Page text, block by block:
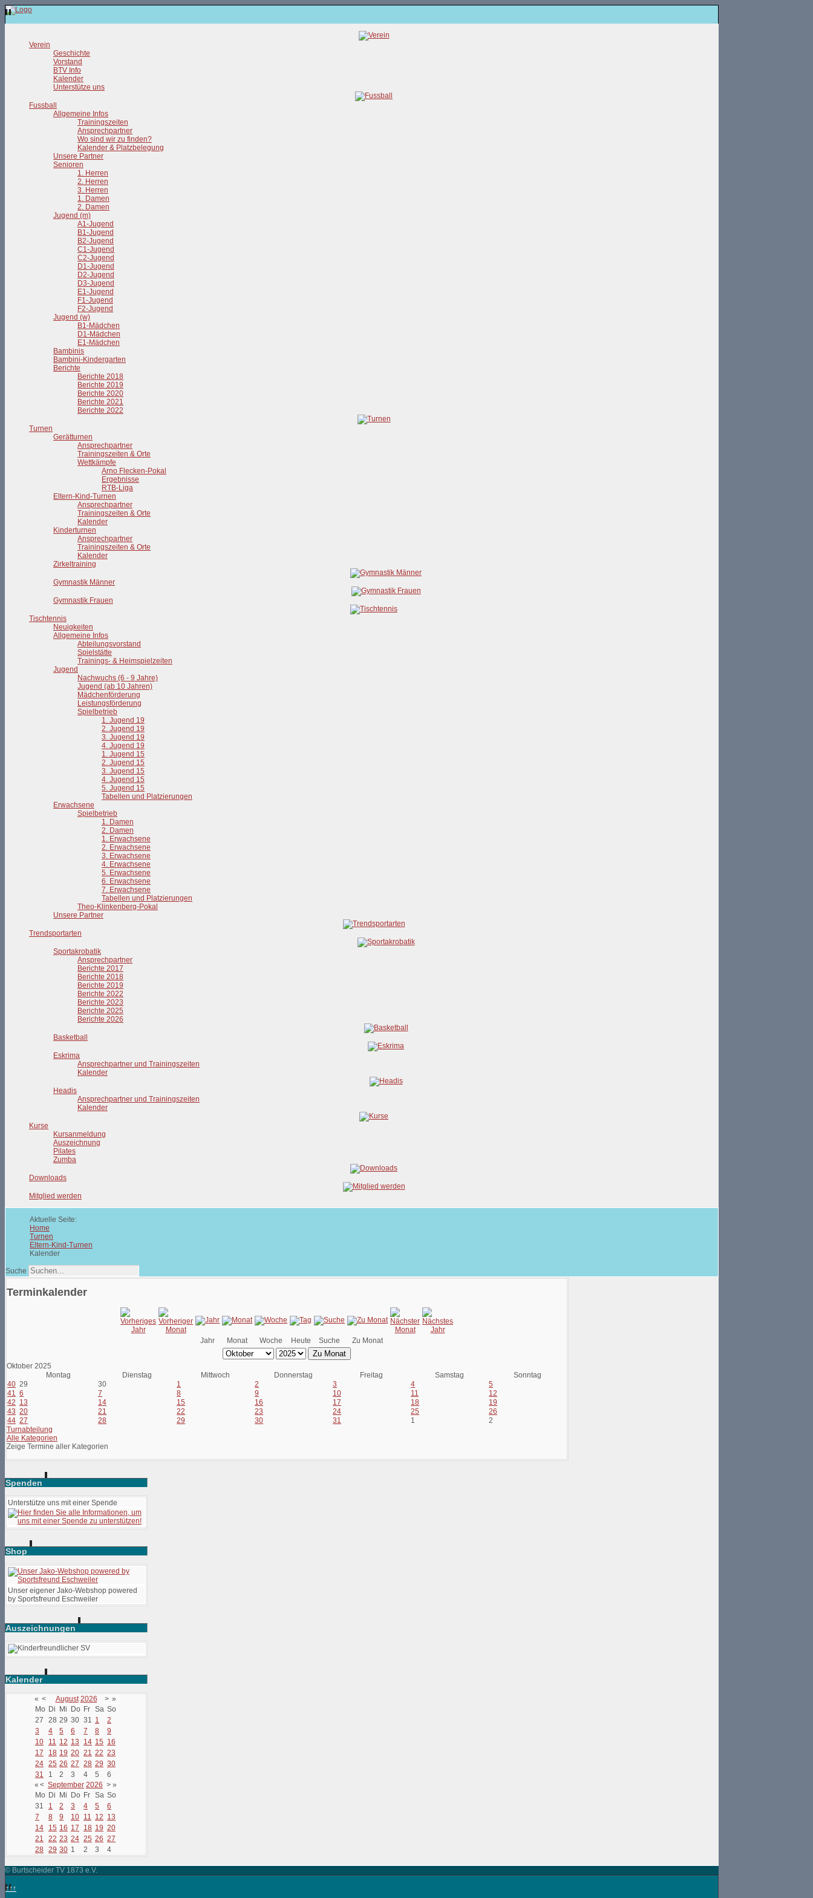
Verein
Geschichte
Vorstand
BTV Info
Kalender
Unterstütze uns
Fussball
Allgemeine Infos
Trainingszeiten
Ansprechpartner
Wo sind wir zu finden?
Kalender & Platzbelegung
Unsere Partner
Senioren
1. Herren
2. Herren
3. Herren
1. Damen
2. Damen
Jugend (m)
A1-Jugend
B1-Jugend
B2-Jugend
C1-Jugend
C2-Jugend
D1-Jugend
D2-Jugend
D3-Jugend
E1-Jugend
F1-Jugend
F2-Jugend
Jugend (w)
B1-Mädchen
D1-Mädchen
E1-Mädchen
Bambinis
Bambini-Kindergarten
Berichte
Berichte 2018
Berichte 2019
Berichte 2020
Berichte 2021
Berichte 2022
Turnen
Gerätturnen
Ansprechpartner
Trainingszeiten & Orte
Wettkämpfe
Arno Flecken-Pokal
Ergebnisse
RTB-Liga
Eltern-Kind-Turnen
Ansprechpartner
Trainingszeiten & Orte
Kalender
Kinderturnen
Ansprechpartner
Trainingszeiten & Orte
Kalender
Zirkeltraining
Gymnastik Männer
Gymnastik Frauen
Tischtennis
Neuigkeiten
Allgemeine Infos
Abteilungsvorstand
Spielstätte
Trainings- & Heimspielzeiten
Jugend
Nachwuchs (6 - 9 Jahre)
Jugend (ab 10 Jahren)
Mädchenförderung
Leistungsförderung
Spielbetrieb
1. Jugend 19
2. Jugend 19
3. Jugend 19
4. Jugend 19
1. Jugend 15
2. Jugend 15
3. Jugend 15
4. Jugend 15
5. Jugend 15
Tabellen und Platzierungen
Erwachsene
Spielbetrieb
1. Damen
2. Damen
1. Erwachsene
2. Erwachsene
3. Erwachsene
4. Erwachsene
5. Erwachsene
6. Erwachsene
7. Erwachsene
Tabellen und Platzierungen
Theo-Klinkenberg-Pokal
Unsere Partner
Trendsportarten
Sportakrobatik
Ansprechpartner
Berichte 2017
Berichte 2018
Berichte 2019
Berichte 2022
Berichte 2023
Berichte 2025
Berichte 2026
Basketball
Eskrima
Ansprechpartner und Trainingszeiten
Kalender
Headis
Ansprechpartner und Trainingszeiten
Kalender
Kurse
Kursanmeldung
Auszeichnung
Pilates
Zumba
Downloads
Mitglied werden
Aktuelle Seite:
Home
Turnen
Eltern-Kind-Turnen
Kalender
Suche
Terminkalender
Jahr Monat Woche Heute Suche Zu Monat
Zu Monat
Oktober 2025
Montag
Dienstag Mittwoch Donnerstag Freitag Samstag
Sonntag
40 29 30 1 2 3 4
5
41 6 7 8 9 10 11
12
42 13 14 15 16 17 18
19
43 20 21 22 23 24 25
26
44 27 28 29 30 31 1
2
Turnabteilung
Alle Kategorien
Zeige Termine aller Kategorien
Spenden
Unterstütze uns mit einer Spende
Shop
Unser eigener Jako-Webshop powered
by Sportsfreund Eschweiler
Auszeichnungen
Kalender
« < August 2026 > »
Mo Di Mi Do Fr Sa So
27
28 29 30 31 1
2
3
4 5 6 7 8
9
10
11 12 13 14 15 16
17
18 19 20 21 22 23
24 25 26 27 28 29 30
31
1 2 3 4 5
6
« < September 2026 > »
Mo Di Mi Do Fr Sa So
31
1 2 3 4 5
6
7
8 9 10 11 12 13
14
15 16 17 18 19 20
21
22 23 24 25 26 27
28 29 30 1 2 3 4
© Burtscheider TV 1873 e.V.
↑↑↑